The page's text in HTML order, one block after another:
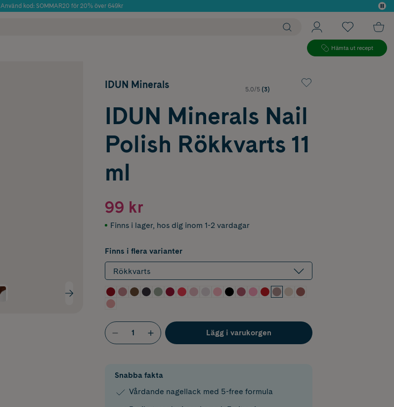
Använd kod: SOMMAR20 för 20% över 649kr
Hämta ut recept
IDUN Minerals 5.0/5 (3)
IDUN Minerals Nail
Polish Rökkvarts 11
ml
99 kr
Finns i lager, hos dig inom 1-2 vardagar
Finns i flera varianter
Rökkvarts
Lägg i varukorgen
Snabba fakta
Vårdande nagellack med 5-free formula